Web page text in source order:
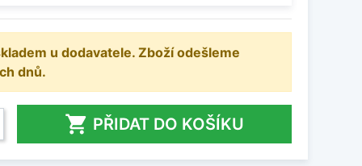
u dodavatele. Zboží odešleme
dnů.
 PŘIDAT DO KOŠÍKU